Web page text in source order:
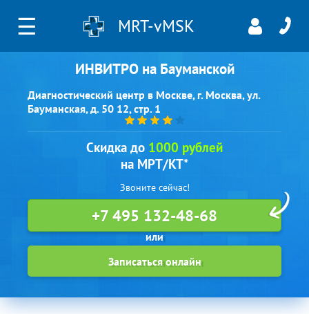
☰ MRT-vMSK
ИНВИТРО на Бауманской
Диагностический центр в Москве, г. Москва, ул.
Бауманская, д. 50 12, стр. 1
Скидка до 1000 рублей
на МРТ/КТ*
Звоните сейчас!
+7 495 132-48-68
Записаться онлайн